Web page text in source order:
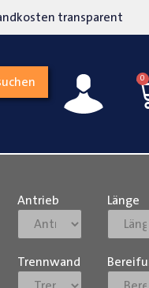
transparent
0
Antrieb Länge
Trennwand